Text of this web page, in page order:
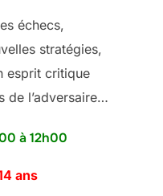
échecs,
stratégies,
esprit critique
de l’adversaire…
à 12h00
ans